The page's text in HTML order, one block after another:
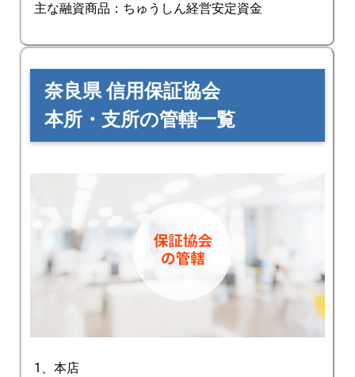
主な融資商品：ちゅうしん経営安定資金
奈良県 信用保証協会
本所・支所の管轄一覧
1、本店